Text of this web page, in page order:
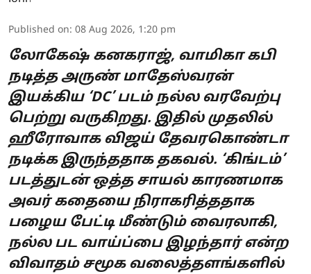
Published on: 08 Aug 2026, 1:20 pm
லோகேஷ் கனகராஜ், வாமிகா கபி
நடித்த அருண் மாதேஸ்வரன்
இயக்கிய ‘DC’ படம் நல்ல வரவேற்பு
பெற்று வருகிறது. இதில் முதலில்
ஹீரோவாக விஜய் தேவரகொண்டா
நடிக்க இருந்ததாக தகவல். ‘கிங்டம்’
படத்துடன் ஒத்த சாயல் காரணமாக
அவர் கதையை நிராகரித்ததாக
பழைய பேட்டி மீண்டும் வைரலாகி,
நல்ல பட வாய்ப்பை இழந்தார் என்ற
விவாதம் சமூக வலைத்தளங்களில்